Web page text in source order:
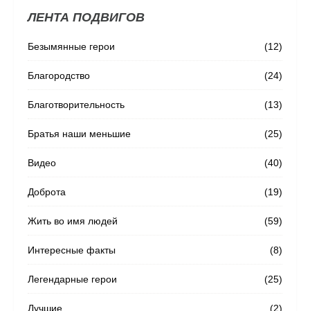
ЛЕНТА ПОДВИГОВ
(12)
Безымянные герои
(24)
Благородство
(13)
Благотворительность
(25)
Братья наши меньшие
(40)
Видео
(19)
Доброта
(59)
Жить во имя людей
(8)
Интересные факты
(25)
Легендарные герои
(2)
Лучшие